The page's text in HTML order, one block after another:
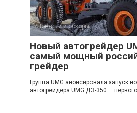
Новости и обзоры
Новый автогрейдер
самый мощный
грейдер
Группа UMG анонсировала запуск
автогрейдера UMG ДЗ-350 —